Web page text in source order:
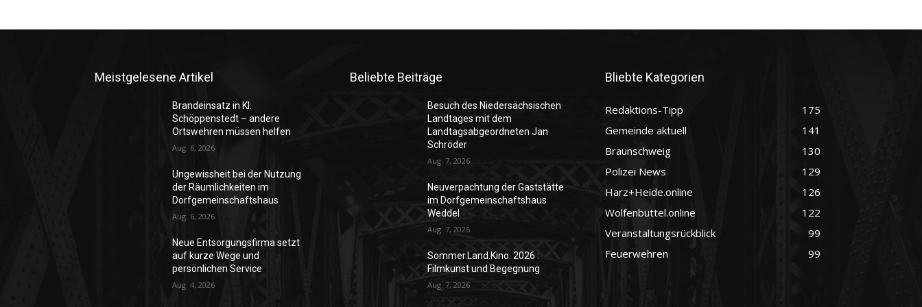
Meistgelesene Artikel
Brandeinsatz in Kl.
Schöppenstedt – andere
Ortswehren müssen helfen
Aug. 6, 2026
Ungewissheit bei der Nutzung
der Räumlichkeiten im
Dorfgemeinschaftshaus
Aug. 6, 2026
Neue Entsorgungsfirma setzt
auf kurze Wege und
persönlichen Service
Aug. 4, 2026
Beliebte Beiträge
Besuch des Niedersächsischen
Landtages mit dem
Landtagsabgeordneten Jan
Schröder
Aug. 7, 2026
Neuverpachtung der Gaststätte
im Dorfgemeinschaftshaus
Weddel
Aug. 7, 2026
Sommer.Land.Kino. 2026 :
Filmkunst und Begegnung
Aug. 7, 2026
Bliebte Kategorien
Redaktions-Tipp
175
Gemeinde aktuell
141
Braunschweig
130
Polizei News
129
Harz+Heide.online
126
Wolfenbüttel.online
122
Veranstaltungsrückblick
99
Feuerwehren
99